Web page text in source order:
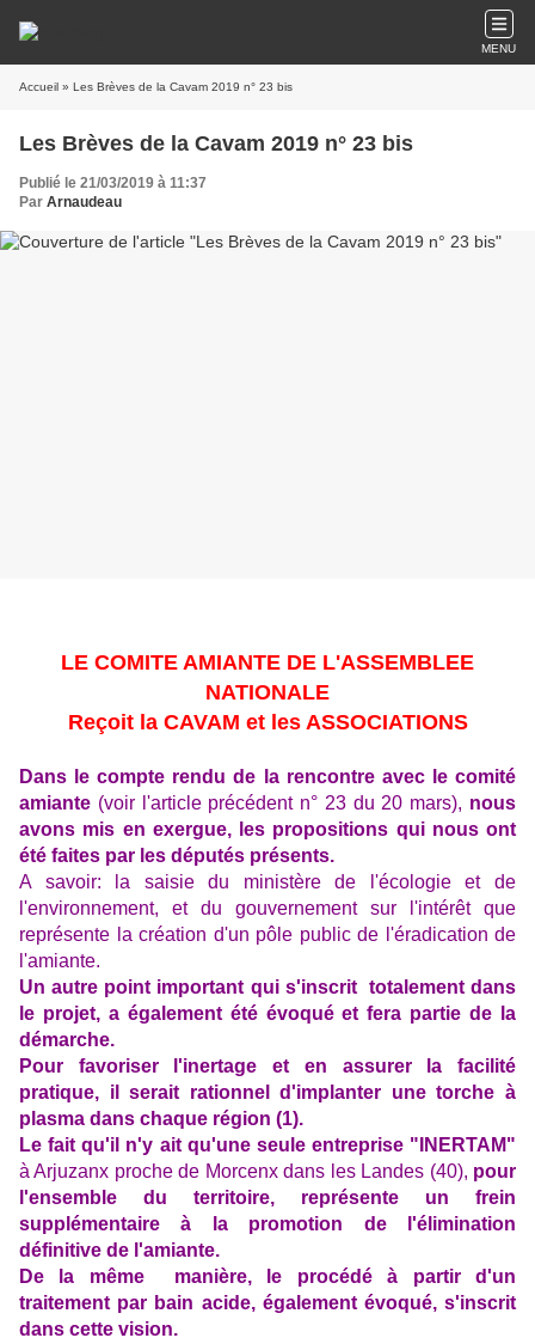
MENU
Accueil » Les Brèves de la Cavam 2019 n° 23 bis
Les Brèves de la Cavam 2019 n° 23 bis
Publié le 21/03/2019 à 11:37
Par Arnaudeau
LE COMITE AMIANTE DE L'ASSEMBLEE
NATIONALE
Reçoit la CAVAM et les ASSOCIATIONS
Dans le compte rendu de la rencontre avec le comité
amiante (voir l'article précédent n° 23 du 20 mars), nous
avons mis en exergue, les propositions qui nous ont
été faites par les députés présents.
A savoir: la saisie du ministère de l'écologie et de
l'environnement, et du gouvernement sur l'intérêt que
représente la création d'un pôle public de l'éradication de
l'amiante.
Un autre point important qui s'inscrit totalement dans
le projet, a également été évoqué et fera partie de la
démarche.
Pour favoriser l'inertage et en assurer la facilité
pratique, il serait rationnel d'implanter une torche à
plasma dans chaque région (1).
Le fait qu'il n'y ait qu'une seule entreprise "INERTAM"
à Arjuzanx proche de Morcenx dans les Landes (40), pour
l'ensemble du territoire, représente un frein
supplémentaire à la promotion de l'élimination
définitive de l'amiante.
De la même manière, le procédé à partir d'un
traitement par bain acide, également évoqué, s'inscrit
dans cette vision.